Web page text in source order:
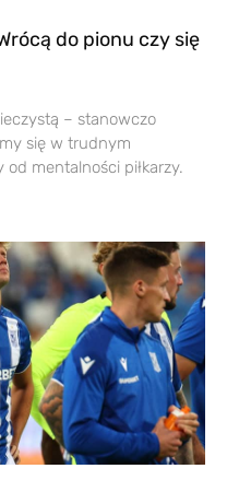
do pionu czy się
– stanowczo
się w trudnym
mentalności piłkarzy.